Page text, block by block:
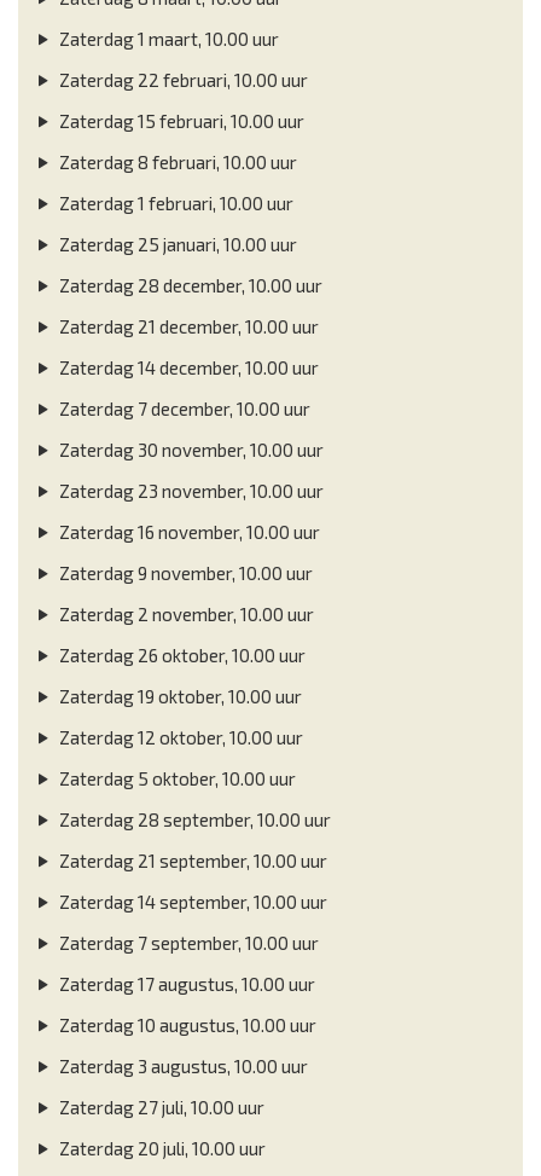
Zaterdag 1 maart, 10.00 uur
Zaterdag 22 februari, 10.00 uur
Zaterdag 15 februari, 10.00 uur
Zaterdag 8 februari, 10.00 uur
Zaterdag 1 februari, 10.00 uur
Zaterdag 25 januari, 10.00 uur
Zaterdag 28 december, 10.00 uur
Zaterdag 21 december, 10.00 uur
Zaterdag 14 december, 10.00 uur
Zaterdag 7 december, 10.00 uur
Zaterdag 30 november, 10.00 uur
Zaterdag 23 november, 10.00 uur
Zaterdag 16 november, 10.00 uur
Zaterdag 9 november, 10.00 uur
Zaterdag 2 november, 10.00 uur
Zaterdag 26 oktober, 10.00 uur
Zaterdag 19 oktober, 10.00 uur
Zaterdag 12 oktober, 10.00 uur
Zaterdag 5 oktober, 10.00 uur
Zaterdag 28 september, 10.00 uur
Zaterdag 21 september, 10.00 uur
Zaterdag 14 september, 10.00 uur
Zaterdag 7 september, 10.00 uur
Zaterdag 17 augustus, 10.00 uur
Zaterdag 10 augustus, 10.00 uur
Zaterdag 3 augustus, 10.00 uur
Zaterdag 27 juli, 10.00 uur
Zaterdag 20 juli, 10.00 uur